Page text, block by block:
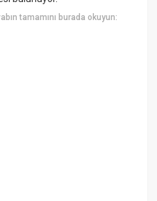
tamamını burada okuyun: